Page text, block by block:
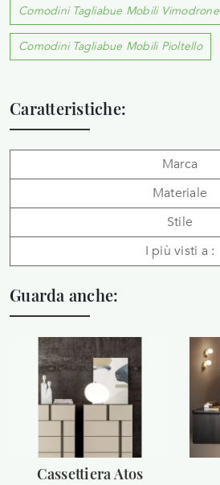
Comodini Tagliabue Mobili Vimodrone
Comodini Tagliabue Mobili Pioltello
Caratteristiche:
Marca
Materiale
Stile
I più visti a :
Guarda anche:
Cassettiera Atos